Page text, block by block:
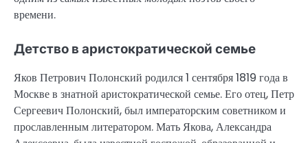
времени.
Детство в аристократической семье
Яков Петрович Полонский родился 1 сентября 1819 года в
Москве в знатной аристократической семье. Его отец, Петр
Сергеевич Полонский, был императорским советником и
прославленным литератором. Мать Якова, Александра